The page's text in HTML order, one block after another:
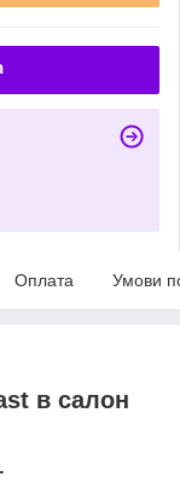
Оплата Умови
в салон